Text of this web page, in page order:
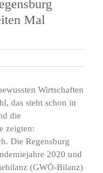
Mal
Wirtschaften
das steht schon in
die
zeigten:
Die Regensburg
2020 und
(GWÖ-Bilanz)